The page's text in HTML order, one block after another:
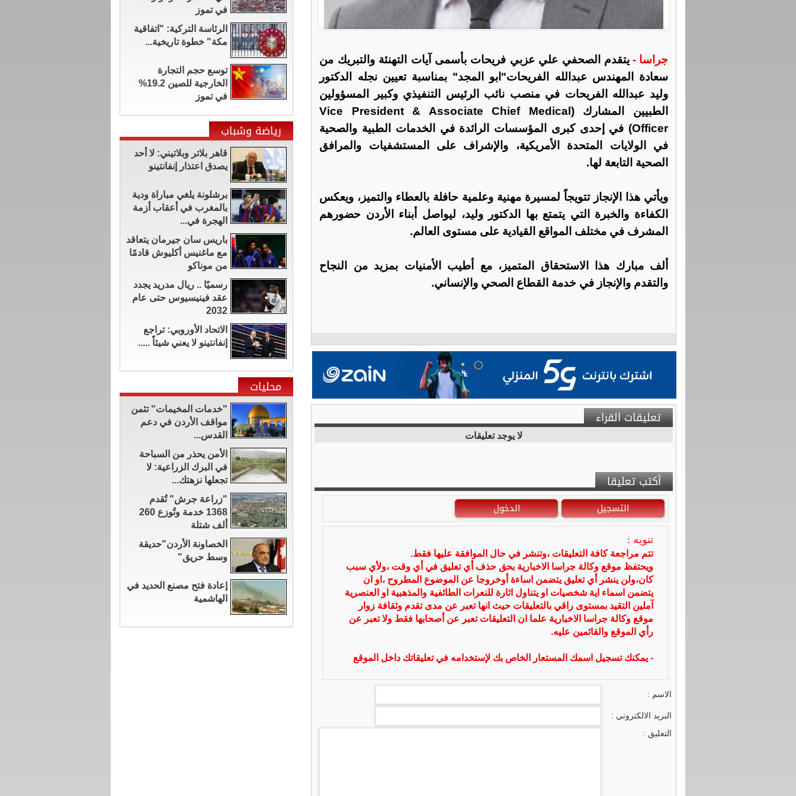
جراسا - يتقدم الصحفي علي عزبي فريحات بأسمى آيات التهنئة والتبريك من
سعادة المهندس عبدالله الفريحات"ابو المجد" بمناسبة تعيين نجله الدكتور
وليد عبدالله الفريحات في منصب نائب الرئيس التنفيذي وكبير المسؤولين
الطبيين المشارك (Vice President & Associate Chief Medical
Officer) في إحدى كبرى المؤسسات الرائدة في الخدمات الطبية والصحية
في الولايات المتحدة الأمريكية، والإشراف على المستشفيات والمرافق
الصحية التابعة لها.
ويأتي هذا الإنجاز تتويجاً لمسيرة مهنية وعلمية حافلة بالعطاء والتميز، ويعكس
الكفاءة والخبرة التي يتمتع بها الدكتور وليد، ليواصل أبناء الأردن حضورهم
المشرف في مختلف المواقع القيادية على مستوى العالم.
ألف مبارك هذا الاستحقاق المتميز، مع أطيب الأمنيات بمزيد من النجاح
والتقدم والإنجاز في خدمة القطاع الصحي والإنساني.
تعليقات القراء
لا يوجد تعليقات
أكتب تعليقا
التسجيل الدخول
تنويه :
تتم مراجعة كافة التعليقات ،وتنشر في حال الموافقة عليها فقط.
ويحتفظ موقع وكالة جراسا الاخبارية بحق حذف أي تعليق في أي وقت ،ولأي سبب
كان،ولن ينشر أي تعليق يتضمن اساءة أوخروجا عن الموضوع المطروح ،او ان
يتضمن اسماء اية شخصيات او يتناول اثارة للنعرات الطائفية والمذهبية او العنصرية
آملين التقيد بمستوى راقي بالتعليقات حيث انها تعبر عن مدى تقدم وثقافة زوار
موقع وكالة جراسا الاخبارية علما ان التعليقات تعبر عن أصحابها فقط ولا تعبر عن
رأي الموقع والقائمين عليه.
- يمكنك تسجيل اسمك المستعار الخاص بك لإستخدامه في تعليقاتك داخل الموقع
الاسم :
البريد الالكتروني :
التعليق :
في تموز
الرئاسة التركية: "اتفاقية
مكة" خطوة تاريخية...
توسع حجم التجارة
الخارجية للصين 19.2%
في تموز
رياضة وشباب
قاهر بلاتر وبلاتيني: لا أحد
يصدق اعتذار إنفانتينو
برشلونة يلغي مباراة ودية
بالمغرب في أعقاب أزمة
الهجرة في...
باريس سان جيرمان يتعاقد
مع ماغنيس أكليوش قادمًا
من موناكو
رسميًا .. ريال مدريد يجدد
عقد فينيسيوس حتى عام
2032
الاتحاد الأوروبي: تراجع
إنفانتينو لا يعني شيئاً .....
محليات
"خدمات المخيمات" تثمن
مواقف الأردن في دعم
القدس...
الأمن يحذر من السباحة
في البرك الزراعية: لا
تجعلها نزهتك...
"زراعة جرش" تُقدم
1368 خدمة وتُوزع 260
ألف شتلة
الخصاونة الأردن"حديقة
وسط حريق"
إعادة فتح مصنع الحديد في
الهاشمية